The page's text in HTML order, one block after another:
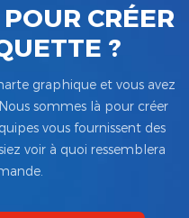
CRÉER
?
graphique et vous avez
sommes là pour créer
vous fournissent des
voir à quoi ressemblera